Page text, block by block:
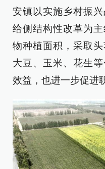
安镇以实施乡村振
给侧结构性改革为
物种植面积，采取
大豆、玉米、花生
效益，也进一步促进